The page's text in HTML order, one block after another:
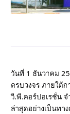
วันที่ 1 ธันวาคม
ครบวงจร ภายใต้
วี.พี.คอร์ปอเรชั่น
ล่าสุดอย่างเป็นทา